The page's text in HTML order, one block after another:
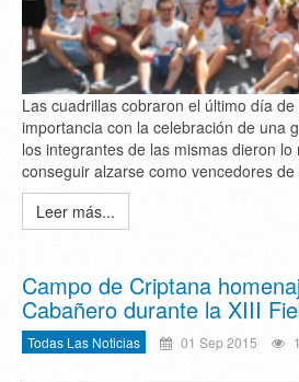
Las cuadrillas cobraron el último día
importancia con la celebración de una
los integrantes de las mismas dieron
conseguir alzarse como vencedores
Leer más...
Campo de Criptana
Cabañero durante la XIII
Todas Las Noticias 01 Sep 2015